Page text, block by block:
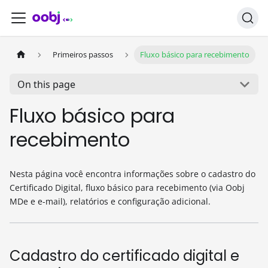
Primeiros passos Fluxo básico para recebimento
On this page
Fluxo básico para
recebimento
Nesta página você encontra informações sobre o cadastro do
Certificado Digital, fluxo básico para recebimento (via Oobj
MDe e e-mail), relatórios e configuração adicional.
Cadastro do certificado digital e